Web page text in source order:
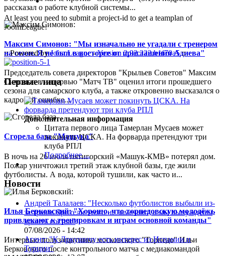
рассказал о работе клубной системы...
Максим Симонов: "Мы изначально не угадали с тренером
на сезон. Я не был в восторге от приглашения Адиева"
Председатель совета директоров "Крыльев Советов" Максим
Симонов в интервью "Матч ТВ" оценил итоги прошедшего
сезона для самарского клуба, а также откровенно высказался о
кадровой ошибке...
Сгорела база "Машука"
В ночь на 26 июля пятигорский «Машук-КМВ» потерял дом.
Пожар уничтожил третий этаж клубной базы, где жили
футболисты. А вода, которой тушили, как часто и...
Илья Берковский: "Хорошо, что торпедовскую молодёжь
привлекают к тренировкам и играм основной команды"
Интервью полузащитника московского "Торпедо" Ильи
Берковского после контрольного матча с медиакомандой
At least you need to submit a project-id to get a teamplan of
JoomLeague!
:: Powered byJoomLeague-Version 2.92.222.b1f70a5::
Первые лица
Дополнительная информация
Цитата первого лица Тамерлан Мусаев может
покинуть ЦСКА. На форварда претендуют три
клуба РПЛ
Подробнее ...
Новости
Андрей Талалаев: "Несколько футболистов выбыли из-
за травм. Зрители этого не замечают, а мы вынуждены
кроить состав"
07/08/2026 - 14:42
Агент: "К Дркушичу есть интерес из Испании и
Турции"